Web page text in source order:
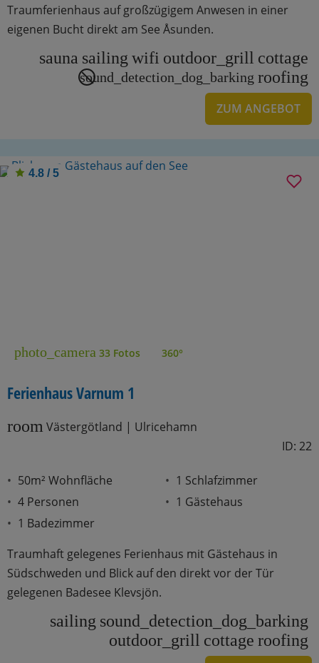
Traumferienhaus auf großzügigem Anwesen in einer
eigenen Bucht direkt am See Åsunden.
sauna sailing wifi outdoor_grill cottage
sound_detection_dog_barking roofing
ZUM ANGEBOT
4.8 / 5
photo_camera 33 Fotos 360°
Ferienhaus Varnum 1
room Västergötland | Ulricehamn
ID: 22
50m² Wohnfläche
4 Personen
1 Badezimmer
1 Schlafzimmer
1 Gästehaus
Traumhaft gelegenes Ferienhaus mit Gästehaus in
Südschweden und Blick auf den direkt vor der Tür
gelegenen Badesee Klevsjön.
sailing sound_detection_dog_barking
outdoor_grill cottage roofing